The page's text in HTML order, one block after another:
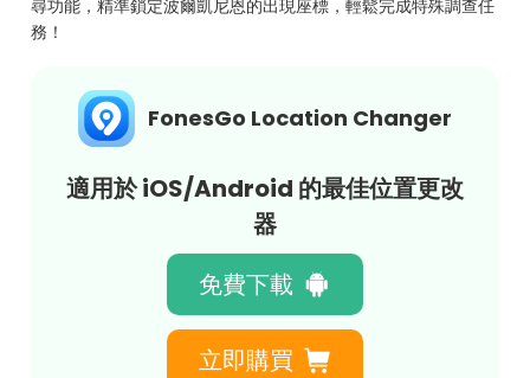
尋功能，精準鎖定波爾凱尼恩的出現座標，輕鬆完成特殊調查任
務！
FonesGo Location Changer
適用於 iOS/Android 的最佳位置更改
器
免費下載
立即購買